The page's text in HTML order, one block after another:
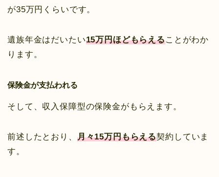
が35万円くらいです。
遺族年金はだいたい15万円ほどもらえることがわか
ります。
保険金が支払われる
そして、収入保障型の保険金がもらえます。
前述したとおり、 月々15万円もらえる契約していま
す。